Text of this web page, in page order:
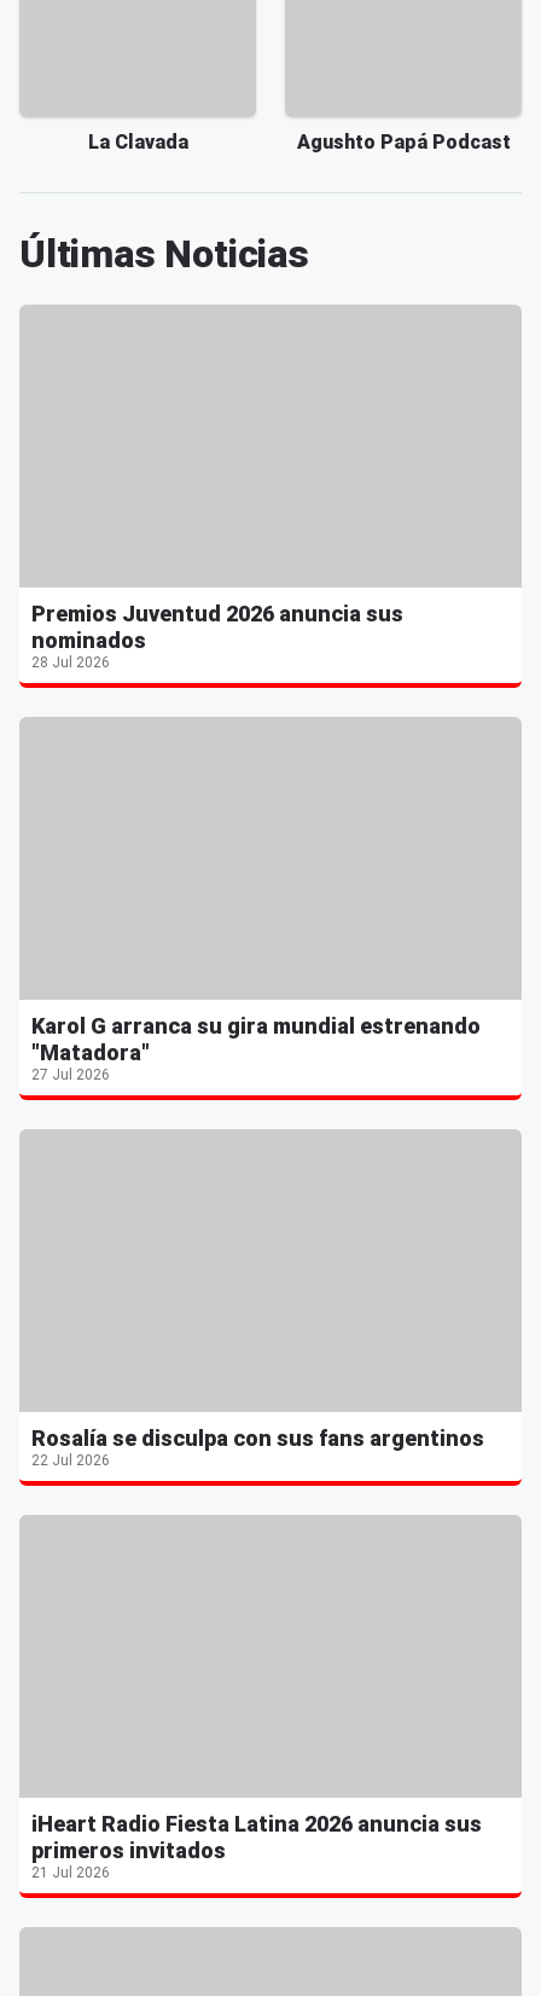
La Clavada Agushto Papá Podcast
Últimas Noticias
Premios Juventud 2026 anuncia sus
nominados
28 Jul 2026
Karol G arranca su gira mundial estrenando
"Matadora"
27 Jul 2026
Rosalía se disculpa con sus fans argentinos
22 Jul 2026
iHeart Radio Fiesta Latina 2026 anuncia sus
primeros invitados
21 Jul 2026